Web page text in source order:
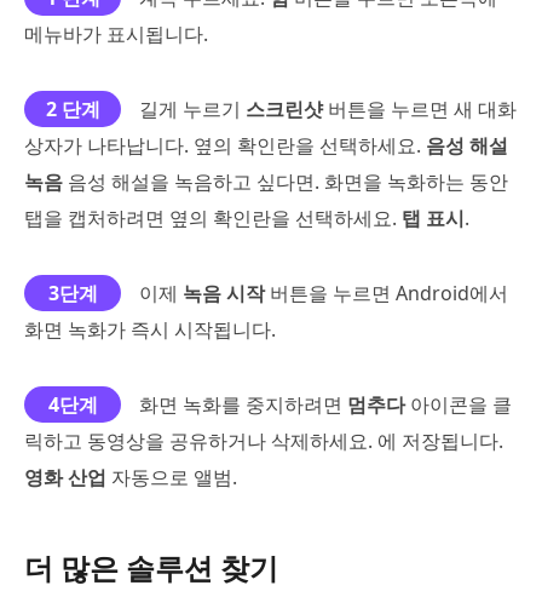
메뉴바가 표시됩니다.
2 단계 길게 누르기 스크린샷버튼을 누르면 새 대화
상자가 나타납니다. 옆의 확인란을 선택하세요. 음성 해설
녹음 음성 해설을 녹음하고 싶다면. 화면을 녹화하는 동안
탭을 캡처하려면 옆의 확인란을 선택하세요. 탭 표시.
3단계 이제 녹음 시작버튼을 누르면 Android에서
화면 녹화가 즉시 시작됩니다.
4단계 화면 녹화를 중지하려면 멈추다아이콘을 클
릭하고 동영상을 공유하거나 삭제하세요. 에 저장됩니다.
영화 산업 자동으로 앨범.
더 많은 솔루션 찾기